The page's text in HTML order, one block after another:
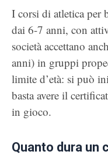
I corsi di atletica per
dai 6-7 anni, con
società accettano
anni) in gruppi
limite d’età: si può
basta avere il
in gioco.
Quanto dura un